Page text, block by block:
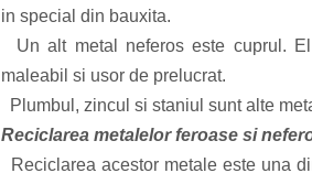
in special din bauxita.
Un alt metal neferos este cuprul.
maleabil si usor de prelucrat.
Plumbul, zincul si staniul sunt alte
Reciclarea metalelor feroase si
Reciclarea acestor metale este una